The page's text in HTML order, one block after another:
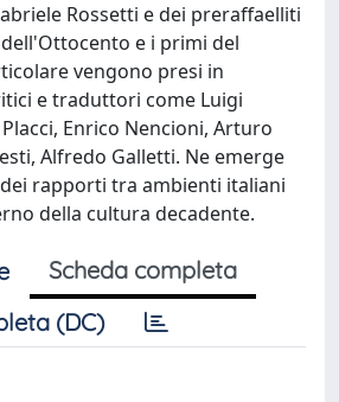
Rossetti e dei preraffaelliti
e i primi del
vengono presi in
e traduttori come Luigi
Enrico Nencioni, Arturo
Alfredo Galletti. Ne emerge
rapporti tra ambienti italiani
della cultura decadente.
Scheda completa
(DC)